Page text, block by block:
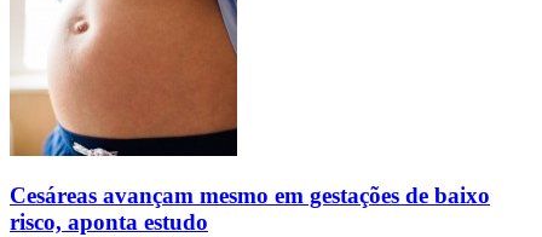
Cesáreas avançam mesmo em gestações de baixo
risco, aponta estudo